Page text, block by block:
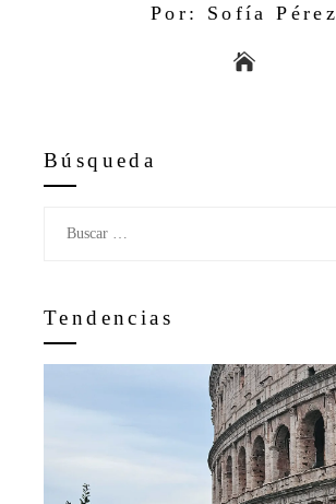
Por: Sofía Pérez
Búsqueda
Tendencias